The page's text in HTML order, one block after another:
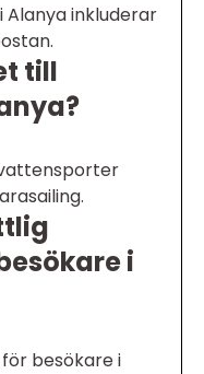
inkluderar
till
i
besökare i